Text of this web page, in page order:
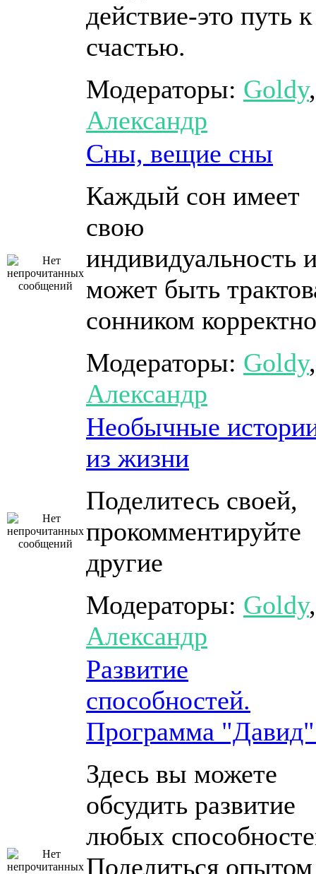
действие-это путь к
счастью.
Модераторы: Goldy,
Александр
Сны, вещие сны
Каждый сон имеет
свою
индивидуальность
может быть
сонником корректно
Модераторы: Goldy,
Александр
Необычные
из жизни
Поделитесь своей,
прокомментируйте
другие
Модераторы: Goldy,
Александр
Развитие
способностей.
Программа
Здесь вы можете
обсудить развитие
любых
Поделиться опытом